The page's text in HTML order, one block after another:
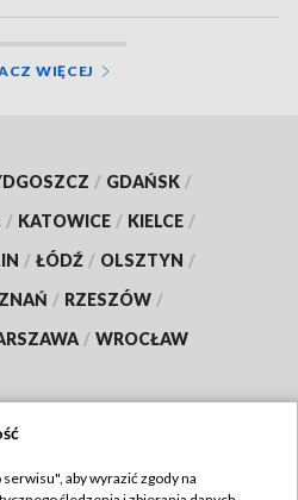
WIĘCEJ
/ GDAŃSK /
/ KATOWICE / KIELCE /
/ ŁÓDŹ / OLSZTYN /
/ RZESZÓW /
/ WROCŁAW
aby wyrazić zgody na